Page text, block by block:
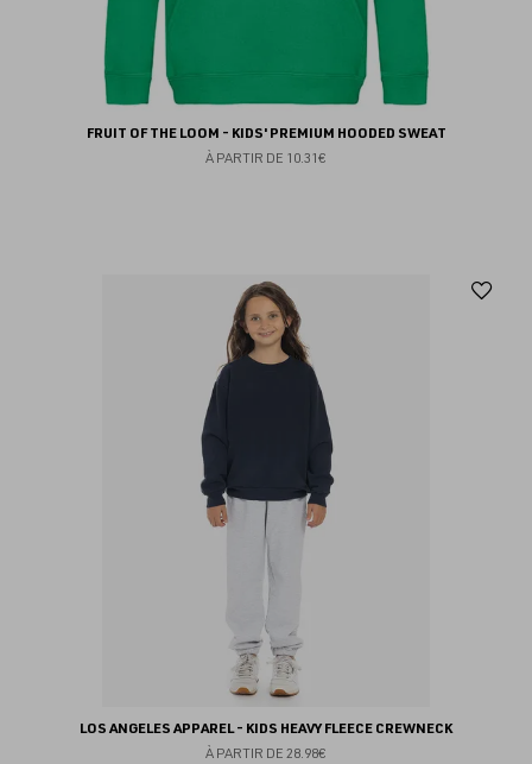
FRUIT OF THE LOOM - KIDS' PREMIUM HOODED SWEAT
À PARTIR DE 10.31€
LOS ANGELES APPAREL - KIDS HEAVY FLEECE CREWNECK
À PARTIR DE 28.98€